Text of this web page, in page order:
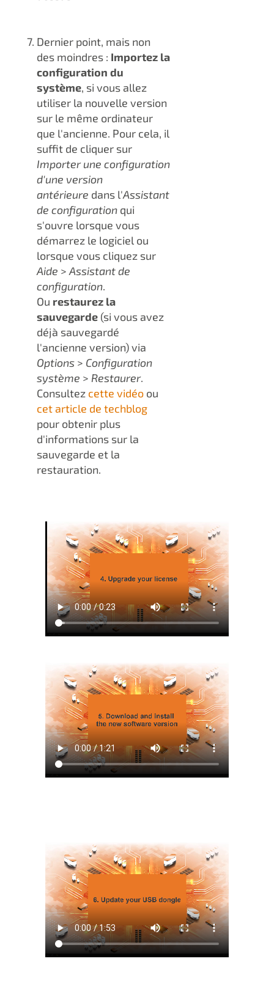
Dernier point, mais non
des moindres : Importez la
configuration du
système, si vous allez
utiliser la nouvelle version
sur le même ordinateur
que l'ancienne. Pour cela, il
suffit de cliquer sur
Importer une configuration
d'une version
antérieure dans l'Assistant
de configuration qui
s'ouvre lorsque vous
démarrez le logiciel ou
lorsque vous cliquez sur
Aide >Assistant de
configuration.
Ou restaurez la
sauvegarde (si vous avez
déjà sauvegardé
l'ancienne version) via
Options > Configuration
système > Restaurer.
Consultez cette vidéo ou
cet article de techblog
pour obtenir plus
d'informations sur la
sauvegarde et la
restauration.